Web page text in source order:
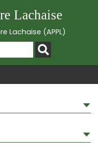
Lachaise
Lachaise (APPL)